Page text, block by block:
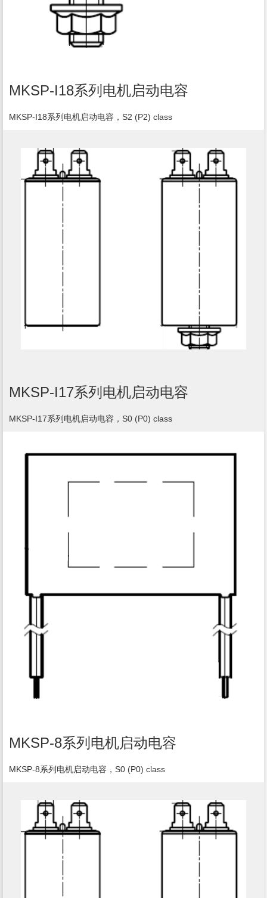
MKSP-I18系列电机启动电容
MKSP-I18系列电机启动电容，S2 (P2) class
MKSP-I17系列电机启动电容
MKSP-I17系列电机启动电容，S0 (P0) class
MKSP-8系列电机启动电容
MKSP-8系列电机启动电容，S0 (P0) class